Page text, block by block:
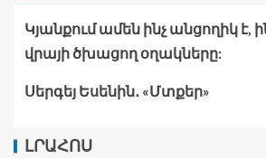
Կյանքում ամեն ինչ անցողիկ է,
վրայի ծխացող օղակները:
Սերգեյ Եսենին․ «Մտքեր»
ԼՐԱՀՈՍ